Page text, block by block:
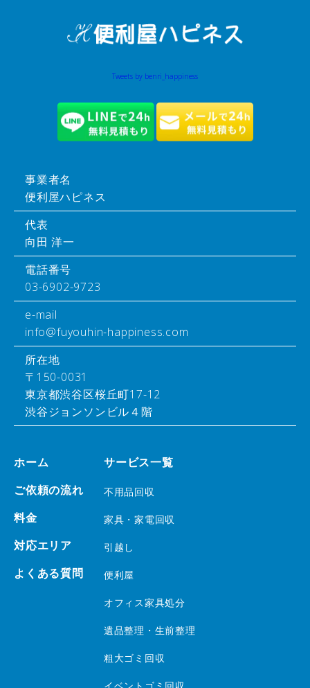
Tweets by benri_happiness
事業者名
便利屋ハピネス
代表
向田 洋一
電話番号
03-6902-9723
e-mail
info@fuyouhin-happiness.com
所在地
〒150-0031
東京都渋谷区桜丘町17-12
渋谷ジョンソンビル４階
ホーム
ご依頼の流れ
料金
対応エリア
よくある質問
サービス一覧
不用品回収
家具・家電回収
引越し
便利屋
オフィス家具処分
遺品整理・生前整理
粗大ゴミ回収